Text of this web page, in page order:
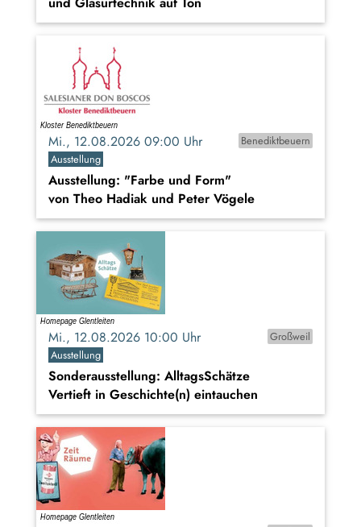
Mi., 12.08.2026 09:00 Uhr
Benediktbeuern
Ausstellung
Ausstellung: "Farbe und Form"
von Theo Hadiak und Peter Vögele
Mi., 12.08.2026 10:00 Uhr
Großweil
Ausstellung
Sonderausstellung: AlltagsSchätze
Vertieft in Geschichte(n) eintauchen